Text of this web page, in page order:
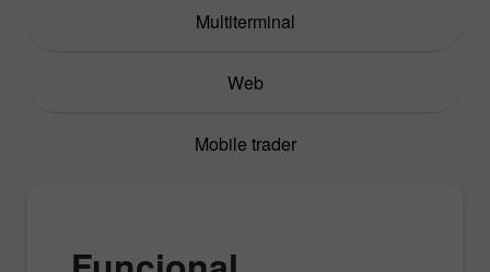
Multiterminal
Web
Mobile trader